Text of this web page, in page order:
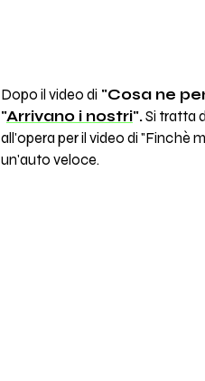
Dopo il video di "Cosa ne
"Arrivano i nostri".Si tratta
all'opera per il video di "Finchè
un'auto veloce.